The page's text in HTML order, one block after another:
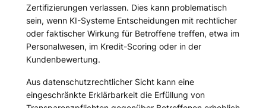
Zertifizierungen verlassen. Dies kann problematisch
sein, wenn KI-Systeme Entscheidungen mit rechtlicher
oder faktischer Wirkung für Betroffene treffen, etwa im
Personalwesen, im Kredit-Scoring oder in der
Kundenbewertung.
Aus datenschutzrechtlicher Sicht kann eine
eingeschränkte Erklärbarkeit die Erfüllung von